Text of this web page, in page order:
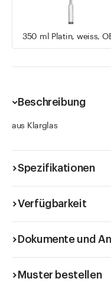
350 ml Platin, weiss,
Beschreibung
aus Klarglas
Spezifikationen
Verfügbarkeit
Dokumente und
Muster bestellen